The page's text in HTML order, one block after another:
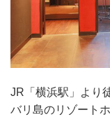
JR「横浜駅」より
バリ島のリゾート